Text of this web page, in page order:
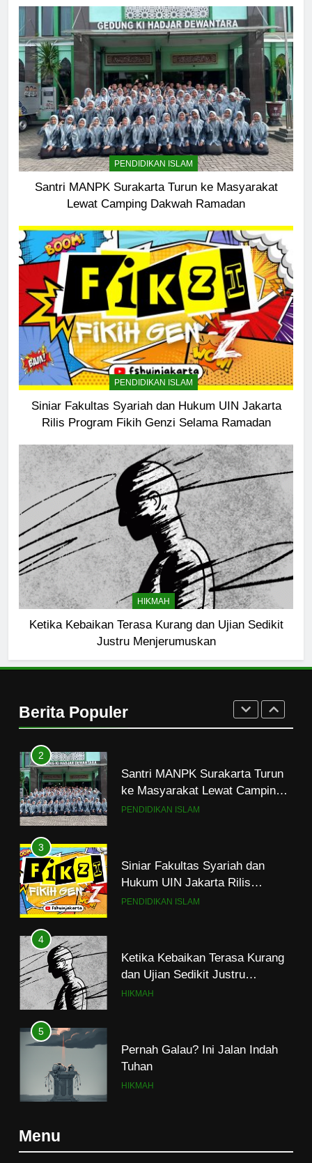
PENDIDIKAN ISLAM
Santri MANPK Surakarta Turun ke Masyarakat
Lewat Camping Dakwah Ramadan
PENDIDIKAN ISLAM
Siniar Fakultas Syariah dan Hukum UIN Jakarta
Rilis Program Fikih Genzi Selama Ramadan
HIKMAH
Ketika Kebaikan Terasa Kurang dan Ujian Sedikit
Justru Menjerumuskan
Berita Populer
5
Pernah Galau? Ini Jalan Indah
Tuhan
HIKMAH
6
Ngopi Bareng; Romantisme
Abadi
Kopi Beneran Versus Kopi Darat
HIKMAH
8
Mau Masuk Surga, Tapi Takut
Mati
HIKMAH
1
Tolak Kekerasan Seksual di
Lingkungan Kampus dan
Pesantren
PENDIDIKAN ISLAM
2
Santri MANPK Surakarta Turun
ke Masyarakat Lewat Camping
Dakwah Ramadan
PENDIDIKAN ISLAM
3
Siniar Fakultas Syariah dan
Hukum UIN Jakarta Rilis
Program Fikih Genzi Selama
PENDIDIKAN ISLAM
4
Ketika Kebaikan Terasa Kurang
dan Ujian Sedikit Justru
Menjerumuskan
HIKMAH
5
Pernah Galau? Ini Jalan Indah
Tuhan
HIKMAH
Menu